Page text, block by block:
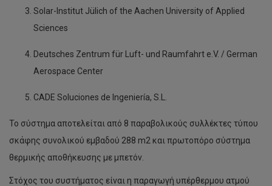
Solar-Institut Jülich of the Aachen University of Applied
Sciences
Deutsches Zentrum für Luft- und Raumfahrt e.V. / German
Aerospace Center
CADE Soluciones de Ingeniería, S.L.
Το σύστημα αποτελείται από 8 παραβολικούς συλλέκτες τύπου
σκάφης συνολικού εμβαδού 288 m2 και πρωτοπόρο σύστημα
θερμικής αποθήκευσης με μπετόν.
Στόχος του συστήματος είναι η παραγωγή υπέρθερμου ατμού